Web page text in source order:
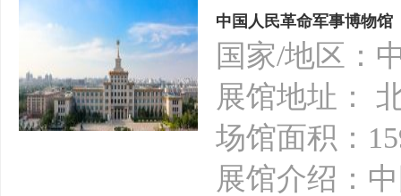
中国人民革命军事博物馆
国家/地区：
展馆地址：
场馆面积：
展馆介绍：